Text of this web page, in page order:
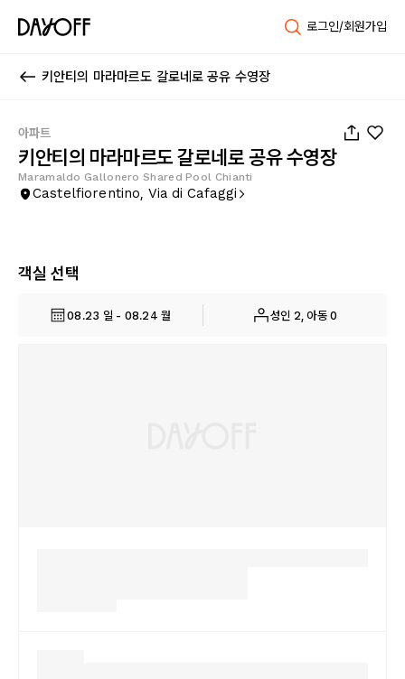
로그인/회원가입
키안티의 마라마르도 갈로네로 공유 수영장
아파트
키안티의 마라마르도 갈로네로 공유 수영장
Maramaldo Gallonero Shared Pool Chianti
Castelfiorentino, Via di Cafaggi
객실 선택
08.23 일 - 08.24 월 성인 2, 아동 0